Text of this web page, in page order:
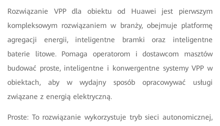
Rozwiązanie VPP dla obiektu od Huawei jest pierwszym
kompleksowym rozwiązaniem w branży, obejmuje platformę
agregacji energii, inteligentne bramki oraz inteligentne
baterie litowe. Pomaga operatorom i dostawcom masztów
budować proste, inteligentne i konwergentne systemy VPP w
obiektach, aby w wydajny sposób opracowywać usługi
związane z energią elektryczną.
Proste: To rozwiązanie wykorzystuje tryb sieci autonomicznej,